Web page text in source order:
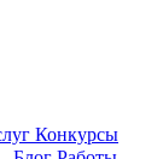
Конкурсы